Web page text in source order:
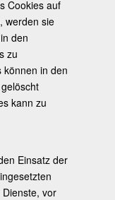
Cookies auf
werden sie
den
zu
können in den
kann zu
Einsatz der
vor